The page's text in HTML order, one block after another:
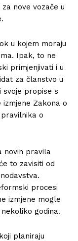
nove vozače u
u kojem moraju
Ipak, to ne
primjenjivati i u
za članstvo u
svoje propise s
Zakona o
o
novih pravila
to zavisiti od
procesi
izmjene mogle
godina.
planiraju